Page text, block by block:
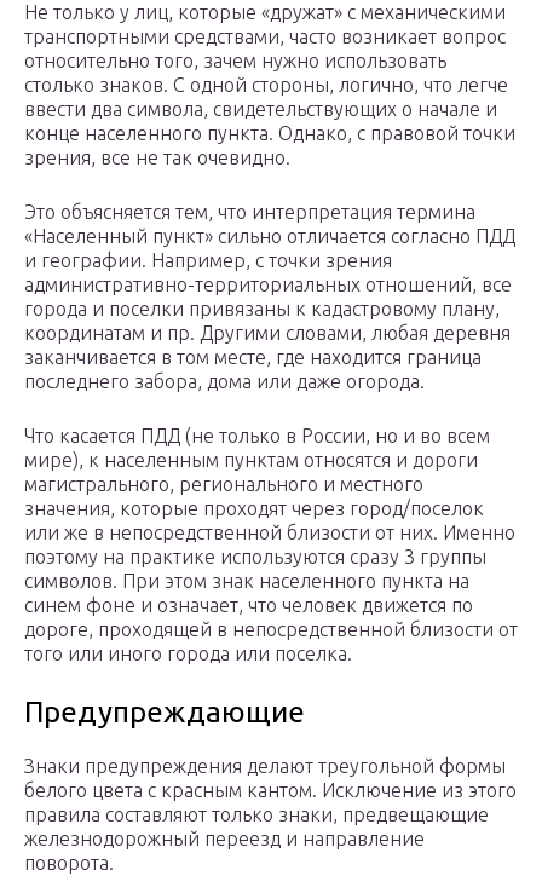
Не только у лиц, которые «дружат» с механическими
транспортными средствами, часто возникает вопрос
относительно того, зачем нужно использовать
столько знаков. С одной стороны, логично, что легче
ввести два символа, свидетельствующих о начале и
конце населенного пункта. Однако, с правовой точки
зрения, все не так очевидно.
Это объясняется тем, что интерпретация термина
«Населенный пункт» сильно отличается согласно ПДД
и географии. Например, с точки зрения
административно-территориальных отношений, все
города и поселки привязаны к кадастровому плану,
координатам и пр. Другими словами, любая деревня
заканчивается в том месте, где находится граница
последнего забора, дома или даже огорода.
Что касается ПДД (не только в России, но и во всем
мире), к населенным пунктам относятся и дороги
магистрального, регионального и местного
значения, которые проходят через город/поселок
или же в непосредственной близости от них. Именно
поэтому на практике используются сразу 3 группы
символов. При этом знак населенного пункта на
синем фоне и означает, что человек движется по
дороге, проходящей в непосредственной близости от
того или иного города или поселка.
Предупреждающие
Знаки предупреждения делают треугольной формы
белого цвета с красным кантом. Исключение из этого
правила составляют только знаки, предвещающие
железнодорожный переезд и направление
поворота.